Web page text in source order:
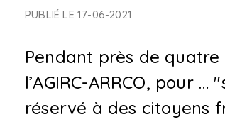
PUBLIÉ LE 17-06-2021
Pendant près de
l’AGIRC-ARRCO, pour
réservé à des citoyens